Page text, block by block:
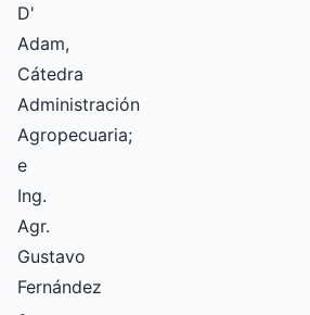
D'
Adam,
Cátedra
Administración
Agropecuaria;
e
Ing.
Agr.
Gustavo
Fernández